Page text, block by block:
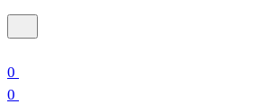
0
0